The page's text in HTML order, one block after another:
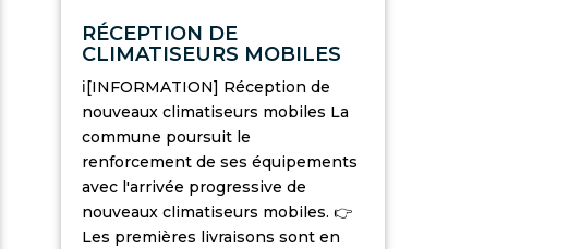
RÉCEPTION DE
CLIMATISEURS MOBILES
ℹ️[INFORMATION] Réception de
nouveaux climatiseurs mobiles La
commune poursuit le
renforcement de ses équipements
avec l'arrivée progressive de
nouveaux climatiseurs mobiles. 👉
Les premières livraisons sont en